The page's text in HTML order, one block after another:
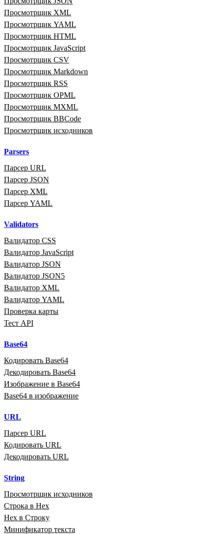
Просмотрщик XML
Просмотрщик YAML
Просмотрщик HTML
Просмотрщик JavaScript
Просмотрщик CSV
Просмотрщик Markdown
Просмотрщик RSS
Просмотрщик OPML
Просмотрщик MXML
Просмотрщик BBCode
Просмотрщик исходников
Parsers
Парсер URL
Парсер JSON
Парсер XML
Парсер YAML
Validators
Валидатор CSS
Валидатор JavaScript
Валидатор JSON
Валидатор JSON5
Валидатор XML
Валидатор YAML
Проверка карты
Тест API
Base64
Кодировать Base64
Декодировать Base64
Изображение в Base64
Base64 в изображение
URL
Парсер URL
Кодировать URL
Декодировать URL
String
Просмотрщик исходников
Строка в Hex
Hex в Строку
Минификатор текста